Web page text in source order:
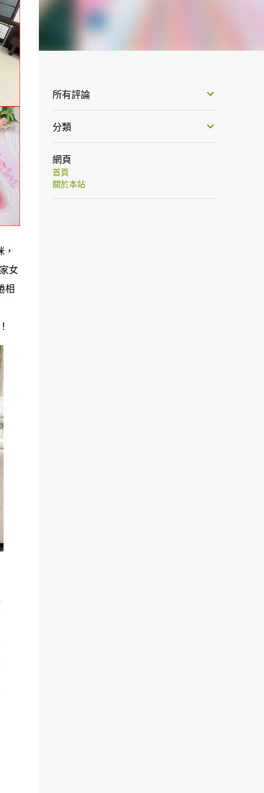
女
相
所有評論
分類
網頁
首頁
關於本站